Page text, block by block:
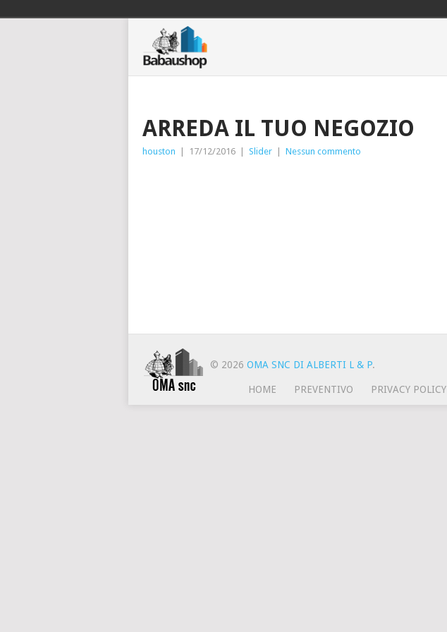
ARREDA IL TUO NEGOZIO
houston 17/12/2016 Slider Nessun commento
© 2026 OMA SNC DI ALBERTI L & P.
HOME PREVENTIVO PRIVACY POLICY